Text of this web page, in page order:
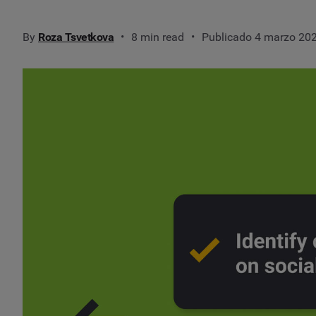
By Roza Tsvetkova 8 min read Publicado 4 marzo